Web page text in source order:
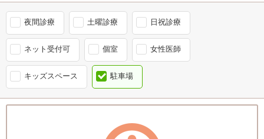
夜間診療 土曜診療 日祝診療
ネット受付可 個室 女性医師
キッズスペース 駐車場